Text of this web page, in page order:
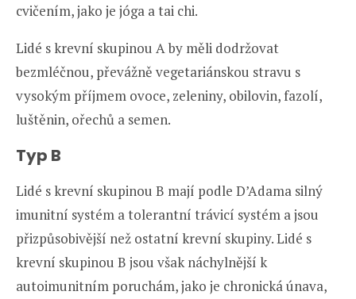
cvičením, jako je jóga a tai chi.
Lidé s krevní skupinou A by měli dodržovat
bezmléčnou, převážně vegetariánskou stravu s
vysokým příjmem ovoce, zeleniny, obilovin, fazolí,
luštěnin, ořechů a semen.
Typ B
Lidé s krevní skupinou B mají podle D’Adama silný
imunitní systém a tolerantní trávicí systém a jsou
přizpůsobivější než ostatní krevní skupiny. Lidé s
krevní skupinou B jsou však náchylnější k
autoimunitním poruchám, jako je chronická únava,